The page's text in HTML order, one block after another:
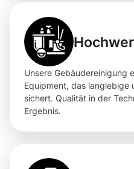
Unsere Gebäudereinigung
Equipment, das langlebige
sichert. Qualität in der
Ergebnis.